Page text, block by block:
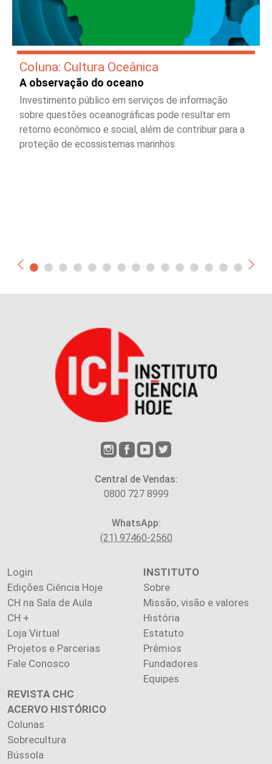
Coluna: Cultura Oceânica
A observação do oceano
Investimento público em serviços de informação
sobre questões oceanográficas pode resultar em
retorno econômico e social, além de contribuir para a
proteção de ecossistemas marinhos
Central de Vendas:
0800 727 8999
WhatsApp:
(21) 97460-2560
Login
Edições Ciência Hoje
CH na Sala de Aula
CH +
Loja Virtual
Projetos e Parcerias
Fale Conosco
INSTITUTO
Sobre
Missão, visão e valores
História
Estatuto
Prêmios
Fundadores
Equipes
REVISTA CHC
ACERVO HISTÓRICO
Colunas
Sobrecultura
Bússola